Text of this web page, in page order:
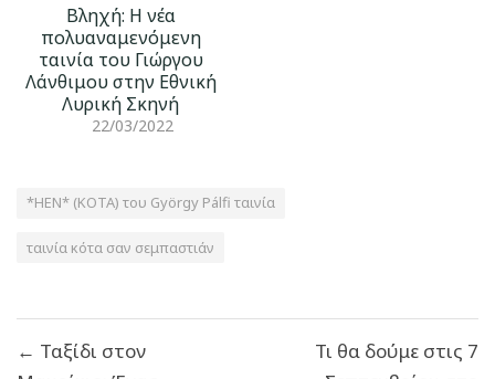
Βληχή: Η νέα
πολυαναμενόμενη
ταινία του Γιώργου
Λάνθιμου στην Εθνική
Λυρική Σκηνή
22/03/2022
*HEN* (ΚΟΤΑ) του György Pálfi ταινία
ταινία κότα σαν σεμπαστιάν
άρθρων
← Ταξίδι στον
Τι θα δούμε στις 7